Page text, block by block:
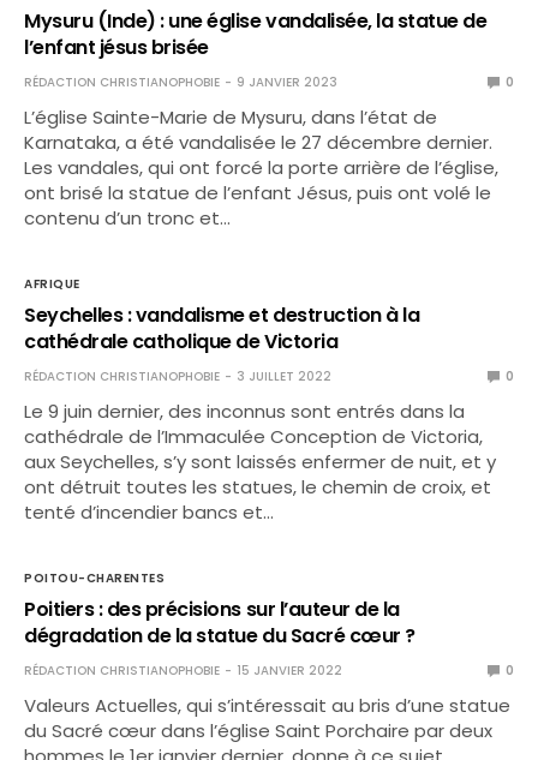
Mysuru (Inde) : une église vandalisée, la statue de
l’enfant jésus brisée
RÉDACTION CHRISTIANOPHOBIE 9 JANVIER 2023 0
L’église Sainte-Marie de Mysuru, dans l’état de
Karnataka, a été vandalisée le 27 décembre dernier.
Les vandales, qui ont forcé la porte arrière de l’église,
ont brisé la statue de l’enfant Jésus, puis ont volé le
contenu d’un tronc et…
AFRIQUE
Seychelles : vandalisme et destruction à la
cathédrale catholique de Victoria
RÉDACTION CHRISTIANOPHOBIE 3 JUILLET 2022 0
Le 9 juin dernier, des inconnus sont entrés dans la
cathédrale de l’Immaculée Conception de Victoria,
aux Seychelles, s’y sont laissés enfermer de nuit, et y
ont détruit toutes les statues, le chemin de croix, et
tenté d’incendier bancs et…
POITOU-CHARENTES
Poitiers : des précisions sur l’auteur de la
dégradation de la statue du Sacré cœur ?
RÉDACTION CHRISTIANOPHOBIE 15 JANVIER 2022 0
Valeurs Actuelles, qui s’intéressait au bris d’une statue
du Sacré cœur dans l’église Saint Porchaire par deux